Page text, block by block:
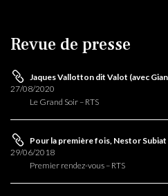
Revue de presse
Jaques Vallotton dit Valot (avec
27/08/2020
Le Grand Soir – RTS
Pour la première fois, Nestor
29/06/2018
Premier rendez-vous – RTS